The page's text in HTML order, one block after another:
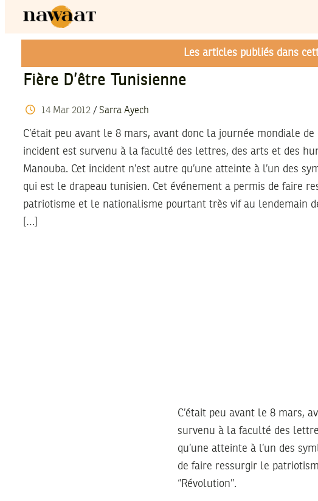
Les articles publiés dans
Fière D’être Tunisienne
14 Mar 2012/ Sarra Ayech
C’était peu avant le 8 mars, avant donc la journée mondiale de
incident est survenu à la faculté des lettres, des arts et des
Manouba. Cet incident n’est autre qu’une atteinte à l’un des
qui est le drapeau tunisien. Cet événement a permis de faire
patriotisme et le nationalisme pourtant très vif au lendemain de
[…]
C’était peu avant le 8 mars,
survenu à la faculté des
qu’une atteinte à l’un des
de faire ressurgir le
‘’Révolution’’.